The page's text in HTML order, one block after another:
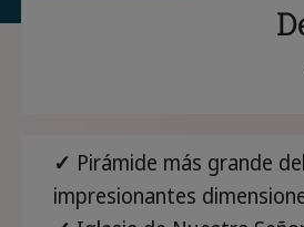
✓ Pirámide más grande
impresionantes